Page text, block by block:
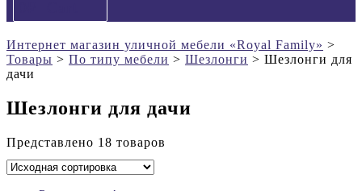
Интернет магазин уличной мебели «Royal Family» >
Товары > По типу мебели > Шезлонги > Шезлонги для
дачи
Шезлонги для дачи
Представлено 18 товаров